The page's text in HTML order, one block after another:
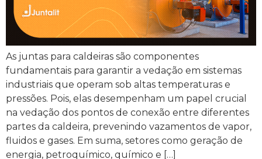
As juntas para caldeiras são componentes
fundamentais para garantir a vedação em sistemas
industriais que operam sob altas temperaturas e
pressões. Pois, elas desempenham um papel crucial
na vedação dos pontos de conexão entre diferentes
partes da caldeira, prevenindo vazamentos de vapor,
fluidos e gases. Em suma, setores como geração de
energia, petroquímico, químico e […]